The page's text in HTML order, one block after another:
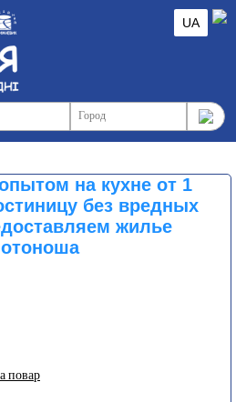
UA
на кухне от 1
без вредных
жилье
повар